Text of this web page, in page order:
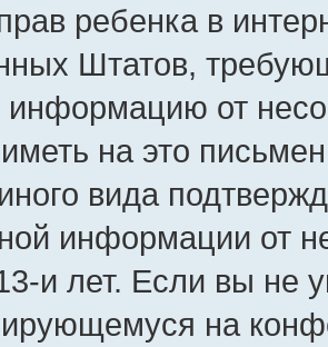
ребенка в
Штатов,
информацию от
на это
вида
информации от
и лет. Если вы не
на